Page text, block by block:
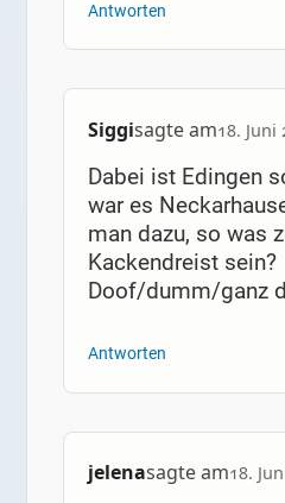
Antworten
Siggisagte am18. Juni
Dabei ist Edingen
war es
man dazu, so was
Kackendreist sein?
Doof/dumm/ganz
Antworten
jelenasagte am18.